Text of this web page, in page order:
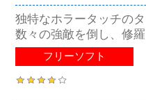
独特なホラータッチの
数々の強敵を倒し、修
フリーソフト